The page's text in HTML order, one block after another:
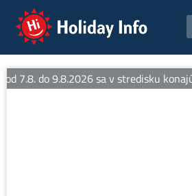
Holiday Info
do 9.8.2026 sa v stredisku konajú